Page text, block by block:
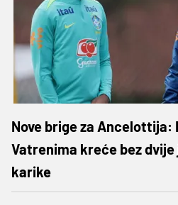
Nove brige za Ancelottija:
Vatrenima kreće bez
karike